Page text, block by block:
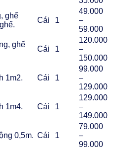
ghế
Cái 1
49.000
–
59.000
ghế
Cái 1
120.000
–
150.000
1m2. Cái 1
99.000
–
129.000
1m4. Cái 1
129.000
–
149.000
0,5m. Cái 1
79.000
–
99.000